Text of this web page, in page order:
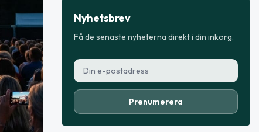
Nyhetsbrev
Få de senaste nyheterna direkt i din inkorg.
Prenumerera